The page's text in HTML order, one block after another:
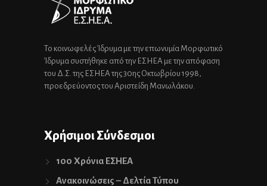
Το κοινωφελές Ίδρυμα με την επωνυμία Μορφωτικό
Ίδρυμα συστήθηκε από την ΕΣΗΕΑ με την απόφαση
του Δ.Σ. της ΕΣΗΕΑ της 30ης Οκτωβρίου 1998,
προεδρεύοντος του Αριστείδη Μανωλάκου.
Χρήσιμοι Σύνδεσμοι
100 Χρόνια ΕΣΗΕΑ
Ανακοινώσεις – Δελτία Τύπου